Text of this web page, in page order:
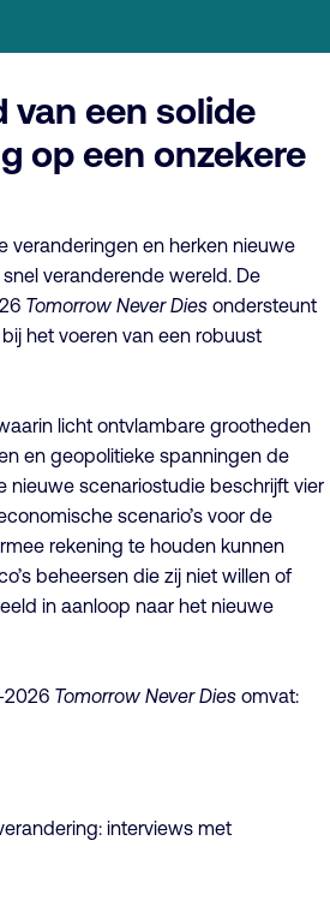
van een solide
op een onzekere
veranderingen en herken nieuwe
snel veranderende wereld. De
Tomorrow Never Dies ondersteunt
het voeren van een robuust
licht ontvlambare grootheden
en geopolitieke spanningen de
nieuwe scenariostudie beschrijft vier
scenario’s voor de
rekening te houden kunnen
beheersen die zij niet willen of
in aanloop naar het nieuwe
2026 Tomorrow Never Dies omvat:
interviews met